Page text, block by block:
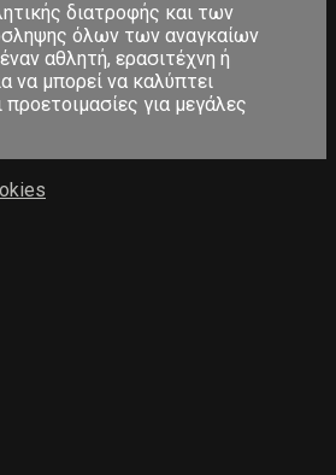
διατροφής και των
όλων των αναγκαίων
αθλητή, ερασιτέχνη ή
να μπορεί να καλύπτει
για μεγάλες